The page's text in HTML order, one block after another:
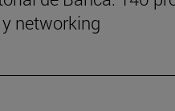
networking